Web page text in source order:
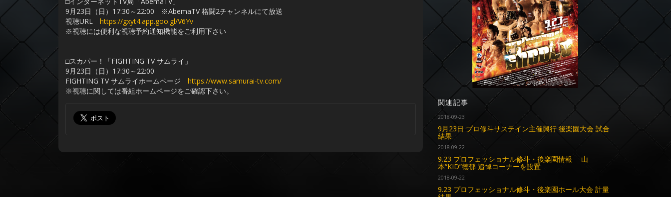
9月23日（日）17:30～22:00 ※AbemaTV 格闘2チャンネルにて放送
視聴URL https://gxyt4.app.goo.gl/V6Yv
※視聴には便利な視聴予約通知機能をご利用下さい
□スカパー！「FIGHTING TV サムライ」
9月23日（日）17:30～22:00
FIGHTING TV サムライホームページ https://www.samurai-tv.com/
※視聴に関しては番組ホームページをご確認下さい。
関連記事
2018-09-23
9月23日 プロ修斗サステイン主催興行 後楽園大会 試合
結果
2018-09-22
9.23 プロフェッショナル修斗・後楽園情報 山
本“KID”徳郁 追悼コーナーを設置
2018-09-22
9.23 プロフェッショナル修斗・後楽園ホール大会 計量